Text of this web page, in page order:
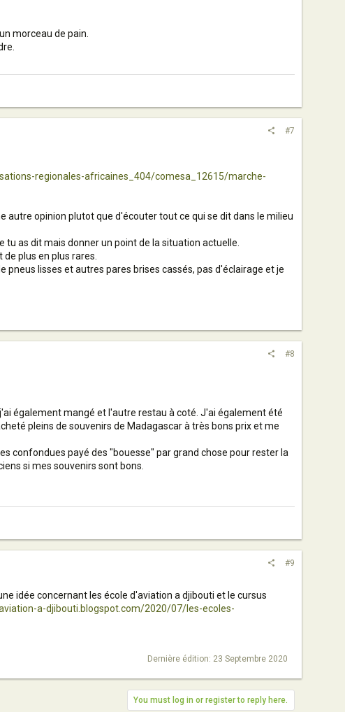
morceau de pain.
#7
regionales-africaines_404/comesa_12615/marche-
autre opinion plutot que d'écouter tout ce qui se dit dans le milieu
tu as dit mais donner un point de la situation actuelle.
plus en plus rares.
pneus lisses et autres pares brises cassés, pas d'éclairage et je
#8
également mangé et l'autre restau à coté. J'ai également été
pleins de souvenirs de Madagascar à très bons prix et me
confondues payé des "bouesse" par grand chose pour rester la
si mes souvenirs sont bons.
#9
idée concernant les école d'aviation a djibouti et le cursus
a-djibouti.blogspot.com/2020/07/les-ecoles-
Dernière édition: 23 Septembre 2020
You must log in or register to reply here.